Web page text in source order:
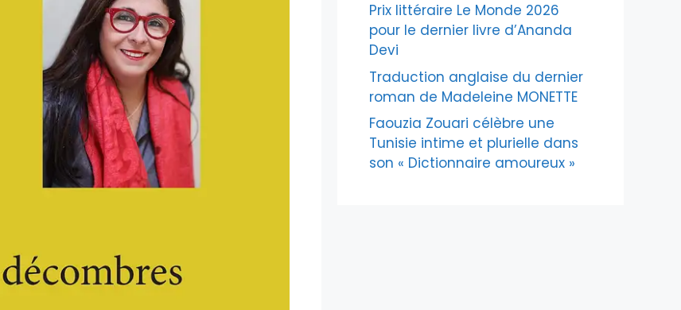
Prix littéraire Le Monde 2026
pour le dernier livre d’Ananda
Devi
Traduction anglaise du dernier
roman de Madeleine MONETTE
Faouzia Zouari célèbre une
Tunisie intime et plurielle dans
son « Dictionnaire amoureux »